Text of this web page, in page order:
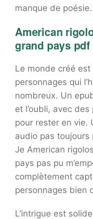
manque de poésie.
American
grand pays pdf
Le monde créé
personnages qui
nombreux. Un
et l’oubli, avec
pour rester en vie.
audio pas toujours
Je American
pays pas pu
complètement
personnages bien
L’intrigue est